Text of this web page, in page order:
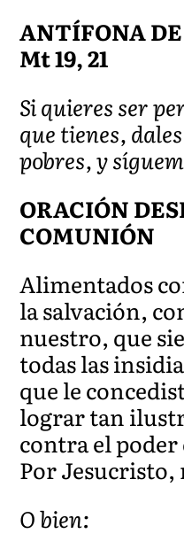
ANTÍFONA
Mt 19, 21
Si quieres ser
que tienes,
pobres, y
ORACIÓN
COMUNIÓN
Alimentados
la salvación,
nuestro, que
todas las
que le
lograr tan
contra el poder
Por
O bien: